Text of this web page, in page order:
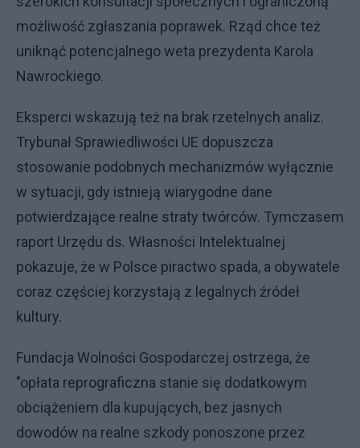
możliwość zgłaszania poprawek. Rząd chce też
uniknąć potencjalnego weta prezydenta Karola
Nawrockiego.
Eksperci wskazują też na brak rzetelnych analiz.
Trybunał Sprawiedliwości UE dopuszcza
stosowanie podobnych mechanizmów wyłącznie
w sytuacji, gdy istnieją wiarygodne dane
potwierdzające realne straty twórców. Tymczasem
raport Urzędu ds. Własności Intelektualnej
pokazuje, że w Polsce piractwo spada, a obywatele
coraz częściej korzystają z legalnych źródeł
kultury.
Fundacja Wolności Gospodarczej ostrzega, że
"opłata reprograficzna stanie się dodatkowym
obciążeniem dla kupujących, bez jasnych
dowodów na realne szkody ponoszone przez